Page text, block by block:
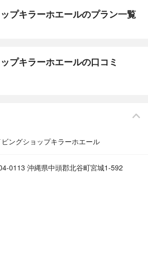
プキラーホエールのプラン一覧
プキラーホエールの口コミ
ビングショップキラーホエール
0113 沖縄県中頭郡北谷町宮城1-592